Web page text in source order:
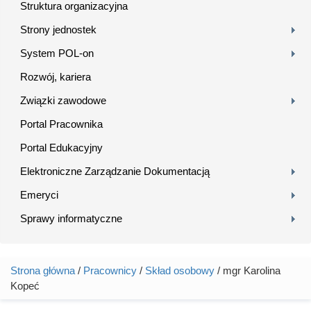
Struktura organizacyjna
Strony jednostek
System POL-on
Rozwój, kariera
Związki zawodowe
Portal Pracownika
Portal Edukacyjny
Elektroniczne Zarządzanie Dokumentacją
Emeryci
Sprawy informatyczne
Jesteś tutaj
Strona główna / Pracownicy / Skład osobowy / mgr Karolina
Kopeć